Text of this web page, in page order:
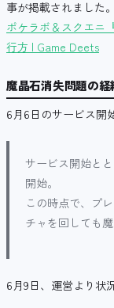
事が掲載されました。
ポケラボ＆スクエニ
行方 | Game Deets
魔晶石消失問題の経
6月6日のサービス開
サービス開始と
開始。
この時点で、プ
チャを回しても
6月9日、運営より状